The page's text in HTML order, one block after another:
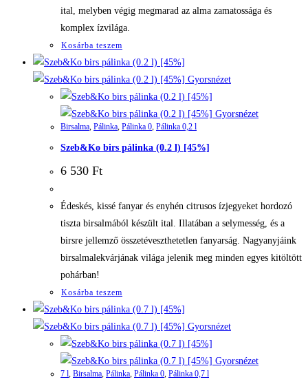
ital, melyben végig megmarad az alma zamatossága és
komplex ízvilága.
Kosárba teszem
Gyorsnézet
Gyorsnézet
Birsalma, Pálinka, Pálinka 0, Pálinka 0,2 l
Szeb&Ko birs pálinka (0.2 l) [45%]
6 530 Ft
Édeskés, kissé fanyar és enyhén citrusos ízjegyeket hordozó
tiszta birsalmából készült ital. Illatában a selymesség, és a
birsre jellemző összetéveszthetetlen fanyarság. Nagyanyjáink
birsalmalekvárjának világa jelenik meg minden egyes kitöltött
pohárban!
Kosárba teszem
Gyorsnézet
Gyorsnézet
7 l Birsalma Pálinka Pálinka 0 Pálinka 0,7 l